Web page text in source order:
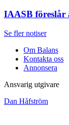
IAASB
Se fler notiser
Om Balans
Kontakta oss
Annonsera
Ansvarig utgivare
Dan Håfström